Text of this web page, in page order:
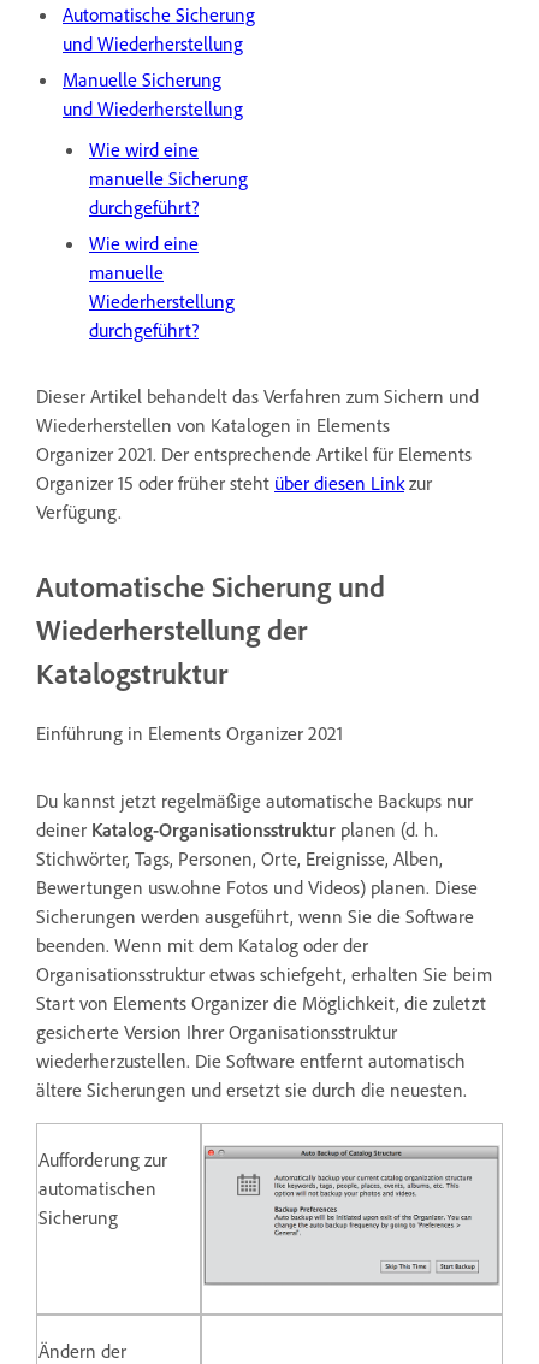
Automatische Sicherung
und Wiederherstellung
Manuelle Sicherung
und Wiederherstellung
Wie wird eine
manuelle Sicherung
durchgeführt?
Wie wird eine
manuelle
Wiederherstellung
durchgeführt?
Dieser Artikel behandelt das Verfahren zum Sichern und
Wiederherstellen von Katalogen in Elements
Organizer 2021. Der entsprechende Artikel für Elements
Organizer 15 oder früher steht über diesen Link zur
Verfügung.
Automatische Sicherung und
Wiederherstellung der
Katalogstruktur
Einführung in Elements Organizer 2021
Du kannst jetzt regelmäßige automatische Backups nur
deiner Katalog-Organisationsstruktur planen (d. h.
Stichwörter, Tags, Personen, Orte, Ereignisse, Alben,
Bewertungen usw.ohne Fotos und Videos) planen. Diese
Sicherungen werden ausgeführt, wenn Sie die Software
beenden. Wenn mit dem Katalog oder der
Organisationsstruktur etwas schiefgeht, erhalten Sie beim
Start von Elements Organizer die Möglichkeit, die zuletzt
gesicherte Version Ihrer Organisationsstruktur
wiederherzustellen. Die Software entfernt automatisch
ältere Sicherungen und ersetzt sie durch die neuesten.
Aufforderung zur
automatischen
Sicherung
Ändern der